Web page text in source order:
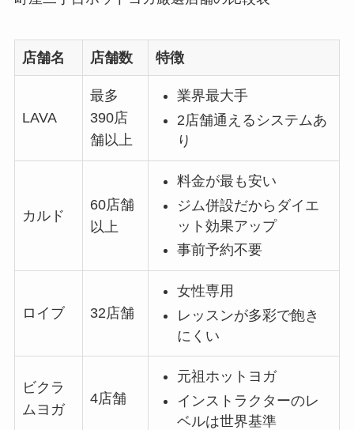
店舗名 店舗数 特徴
LAVA
最多
390店
舗以上
業界最大手
2店舗通えるシステムあ
り
カルド
60店舗
以上
料金が最も安い
ジム併設だからダイエ
ット効果アップ
事前予約不要
ロイブ 32店舗
女性専用
レッスンが多彩で飽き
にくい
ビクラ
ムヨガ
4店舗
元祖ホットヨガ
インストラクターのレ
ベルは世界基準